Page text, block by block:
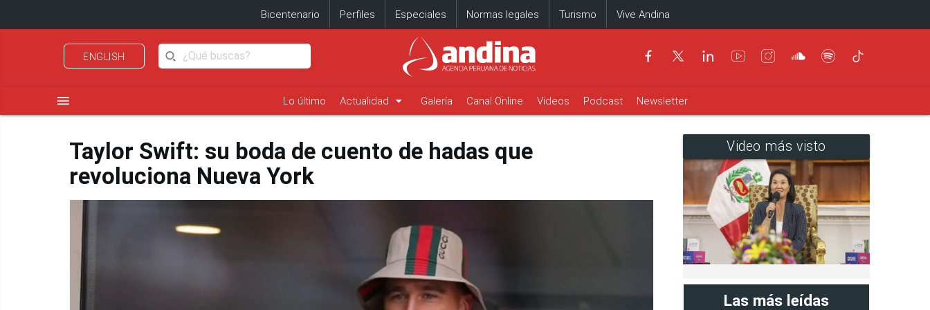
Bicentenario Perfiles Especiales Normas legales Turismo Vive Andina
ENGLISH
menu Lo último Actualidad arrow_drop_down Galería Canal Online Videos Podcast Newsletter
Taylor Swift: su boda de cuento de hadas que
revoluciona Nueva York
Video más visto
Las más leídas